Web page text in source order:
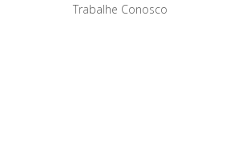
Trabalhe Conosco